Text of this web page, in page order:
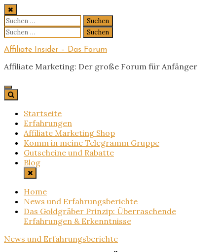
Skip
to
content
Suchen
nach:
Suchen
nach:
Affiliate Insider – Das Forum
Affiliate Marketing: Der große Forum für Anfänger
Startseite
Erfahrungen
Affiliate Marketing Shop
Komm in meine Telegramm Gruppe
Gutscheine und Rabatte
Blog
Home
News und Erfahrungsberichte
Das Goldgräber Prinzip: Überraschende
Erfahrungen & Erkenntnisse
News und Erfahrungsberichte